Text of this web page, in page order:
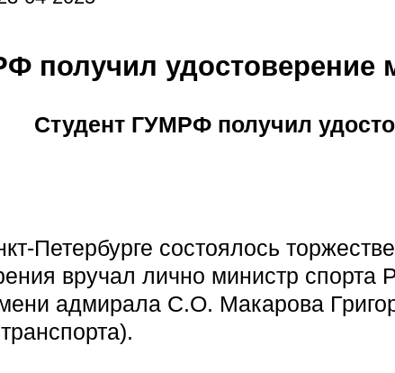
получил удостоверение
Студент ГУМРФ получил
Петербурге состоялось
вручал лично министр
адмирала С.О. Макарова